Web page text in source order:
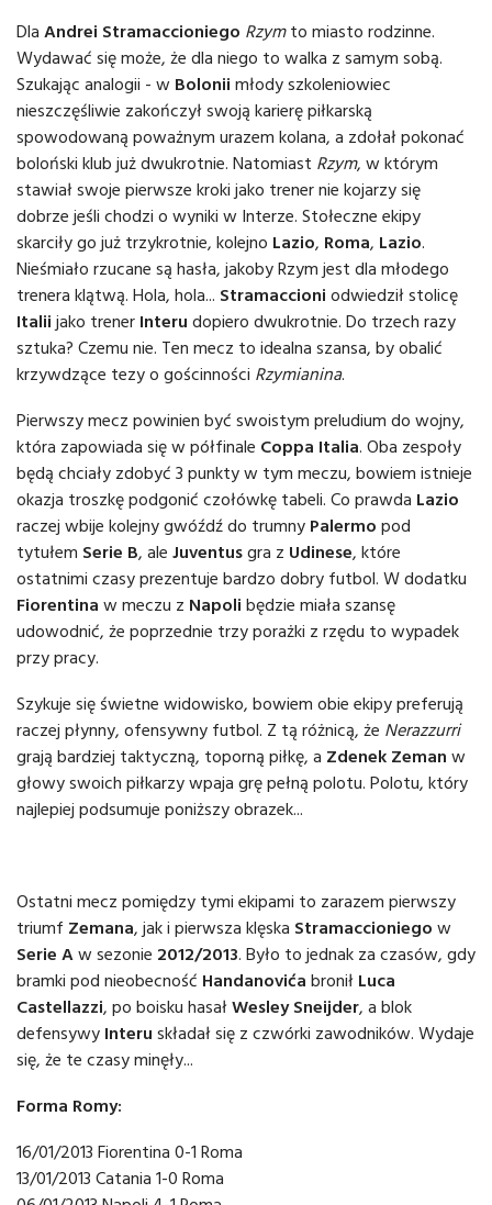
Dla Andrei Stramaccioniego Rzymto miasto rodzinne.
Wydawać się może, że dla niego to walka z samym sobą.
Szukając analogii - w Bolonii młody szkoleniowiec
nieszczęśliwie zakończył swoją karierę piłkarską
spowodowaną poważnym urazem kolana, a zdołał pokonać
boloński klub już dwukrotnie. Natomiast Rzym, w którym
stawiał swoje pierwsze kroki jako trener nie kojarzy się
dobrze jeśli chodzi o wyniki w Interze. Stołeczne ekipy
skarciły go już trzykrotnie, kolejno Lazio, Roma, Lazio.
Nieśmiało rzucane są hasła, jakoby Rzym jest dla młodego
trenera klątwą. Hola, hola... Stramaccioni odwiedził stolicę
Italii jako trener Interu dopiero dwukrotnie. Do trzech razy
sztuka? Czemu nie. Ten mecz to idealna szansa, by obalić
krzywdzące tezy o gościnności Rzymianina.
Pierwszy mecz powinien być swoistym preludium do wojny,
która zapowiada się w półfinale Coppa Italia. Oba zespoły
będą chciały zdobyć 3 punkty w tym meczu, bowiem istnieje
okazja troszkę podgonić czołówkę tabeli. Co prawda Lazio
raczej wbije kolejny gwóźdź do trumny Palermo pod
tytułem Serie B, ale Juventusgra z Udinese, które
ostatnimi czasy prezentuje bardzo dobry futbol. W dodatku
Fiorentina w meczu z Napoli będzie miała szansę
udowodnić, że poprzednie trzy porażki z rzędu to wypadek
przy pracy.
Szykuje się świetne widowisko, bowiem obie ekipy preferują
raczej płynny, ofensywny futbol. Z tą różnicą, że Nerazzurri
grają bardziej taktyczną, toporną piłkę, a Zdenek Zeman w
głowy swoich piłkarzy wpaja grę pełną polotu. Polotu, który
najlepiej podsumuje poniższy obrazek...
Ostatni mecz pomiędzy tymi ekipami to zarazem pierwszy
triumf Zemana, jak i pierwsza klęska Stramaccioniego w
Serie Aw sezonie 2012/2013. Było to jednak za czasów, gdy
bramki pod nieobecność Handanovića bronił Luca
Castellazzi, po boisku hasałWesley Sneijder, a blok
defensywy Interu składał się z czwórki zawodników. Wydaje
się, że te czasy minęły...
Forma Romy:
16/01/2013 Fiorentina 0-1 Roma
13/01/2013 Catania 1-0 Roma